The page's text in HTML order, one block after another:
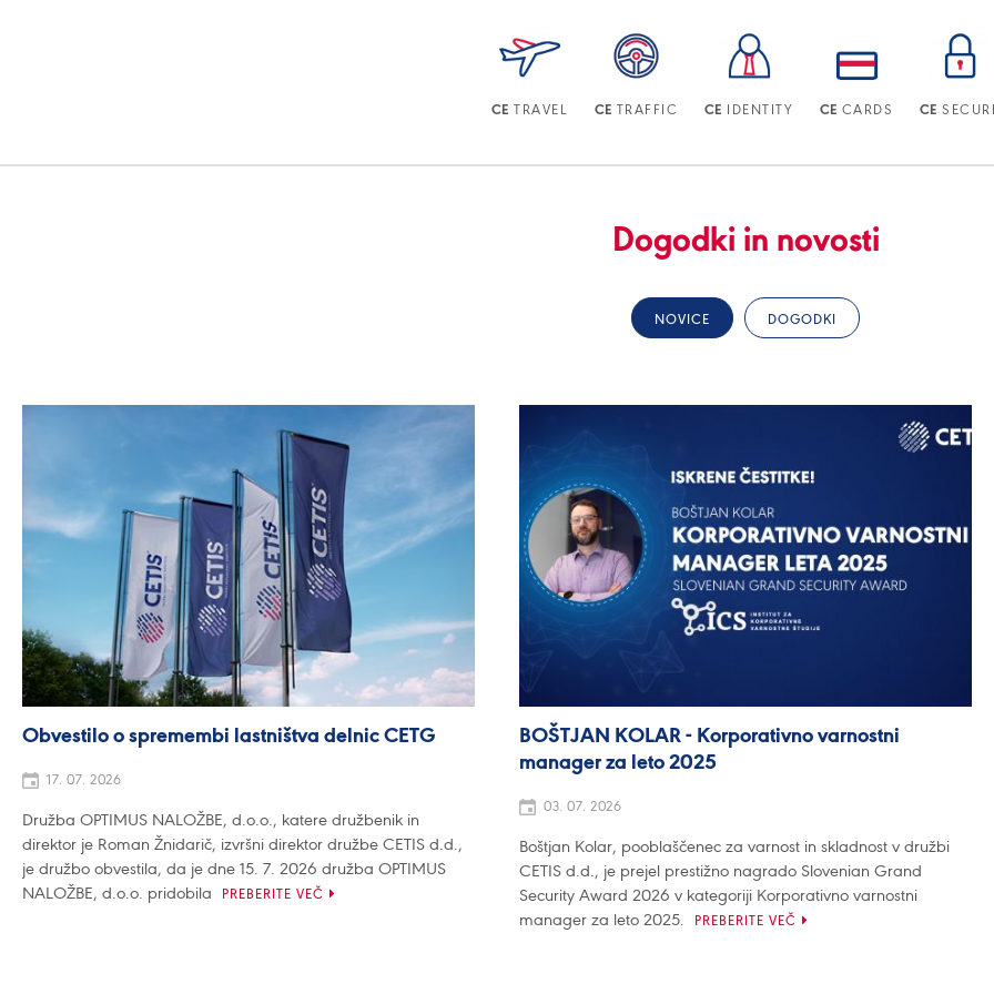
CE TRAVEL CE TRAFFIC CE IDENTITY CE CARDS CE
Dogodki in novosti
NOVICE DOGODKI
Obvestilo o spremembi lastništva delnic CETG
17. 07. 2026
Družba OPTIMUS NALOŽBE, d.o.o., katere družbenik in
direktor je Roman Žnidarič, izvršni direktor družbe CETIS d.d.,
je družbo obvestila, da je dne 15. 7. 2026 družba OPTIMUS
NALOŽBE, d.o.o. pridobila
PREBERITE VEČ
BOŠTJAN KOLAR - Korporativno varnostni
manager za leto 2025
03. 07. 2026
Boštjan Kolar, pooblaščenec za varnost in skladnost v družbi
CETIS d.d., je prejel prestižno nagrado Slovenian Grand
Security Award 2026 v kategoriji Korporativno varnostni
manager za leto 2025.
PREBERITE VEČ